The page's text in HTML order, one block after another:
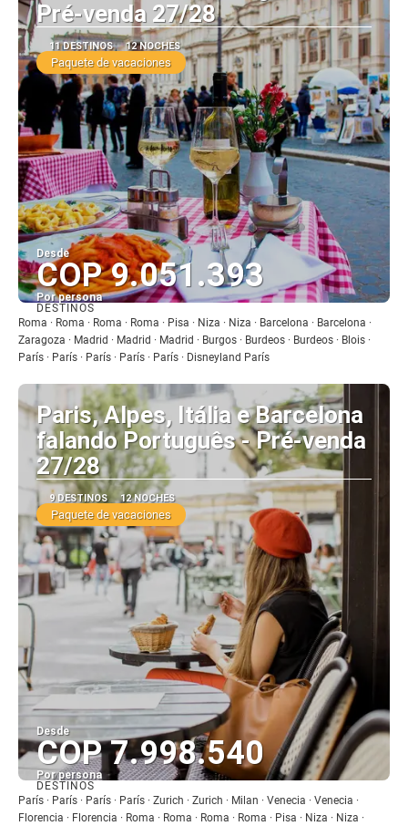
Pré-venda 27/28
11 DESTINOS 12 NOCHES
Paquete de vacaciones
Desde
COP 9.051.393
Por persona
Ver
DESTINOS
Roma · Roma · Roma · Roma · Pisa · Niza · Niza · Barcelona · Barcelona ·
Zaragoza · Madrid · Madrid · Madrid · Burgos · Burdeos · Burdeos · Blois ·
París · París · París · París · París · Disneyland París
Paris, Alpes, Itália e Barcelona
falando Português - Pré-venda
27/28
9 DESTINOS 12 NOCHES
Paquete de vacaciones
Desde
COP 7.998.540
Por persona
Ver
DESTINOS
París · París · París · París · Zurich · Zurich · Milan · Venecia · Venecia ·
Florencia · Florencia · Roma · Roma · Roma · Roma · Pisa · Niza · Niza ·